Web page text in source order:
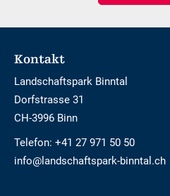
Footer
Kontakt
Landschaftspark Binntal
Dorfstrasse 31
CH-3996 Binn
Telefon: +41 27 971 50 50
info@landschaftspark-binntal.ch